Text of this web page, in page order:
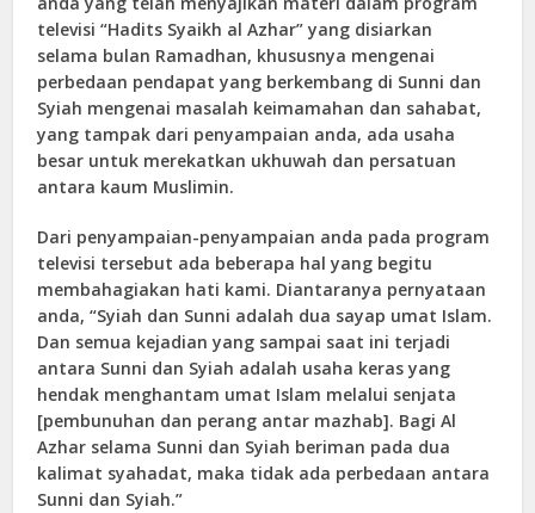
televisi “Hadits Syaikh al Azhar” yang disiarkan
selama bulan Ramadhan, khususnya mengenai
perbedaan pendapat yang berkembang di Sunni dan
Syiah mengenai masalah keimamahan dan sahabat,
yang tampak dari penyampaian anda, ada usaha
besar untuk merekatkan ukhuwah dan persatuan
antara kaum Muslimin.
Dari penyampaian-penyampaian anda pada program
televisi tersebut ada beberapa hal yang begitu
membahagiakan hati kami. Diantaranya pernyataan
anda, “Syiah dan Sunni adalah dua sayap umat Islam.
Dan semua kejadian yang sampai saat ini terjadi
antara Sunni dan Syiah adalah usaha keras yang
hendak menghantam umat Islam melalui senjata
[pembunuhan dan perang antar mazhab]. Bagi Al
Azhar selama Sunni dan Syiah beriman pada dua
kalimat syahadat, maka tidak ada perbedaan antara
Sunni dan Syiah.”